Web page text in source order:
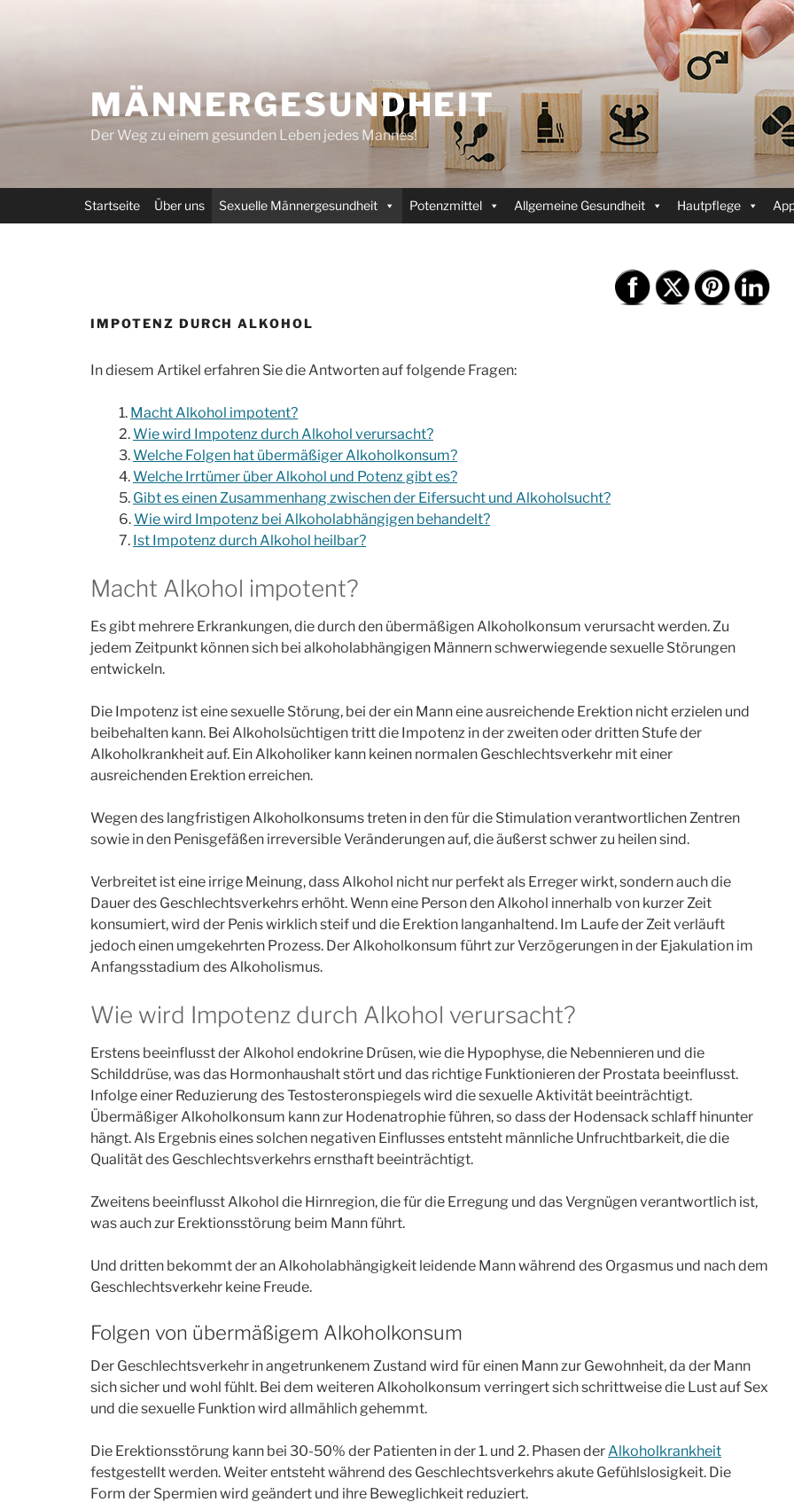
MÄNNERGESUNDHEIT
Der Weg zu einem gesunden Leben jedes Mannes!
Startseite Über uns Sexuelle Männergesundheit Potenzmittel Allgemeine Gesundheit Hautpflege
IMPOTENZ DURCH ALKOHOL
In diesem Artikel erfahren Sie die Antworten auf folgende Fragen:
Macht Alkohol impotent?
Wie wird Impotenz durch Alkohol verursacht?
Welche Folgen hat übermäßiger Alkoholkonsum?
Welche Irrtümer über Alkohol und Potenz gibt es?
Gibt es einen Zusammenhang zwischen der Eifersucht und Alkoholsucht?
Wie wird Impotenz bei Alkoholabhängigen behandelt?
Ist Impotenz durch Alkohol heilbar?
Macht Alkohol impotent?
Es gibt mehrere Erkrankungen, die durch den übermäßigen Alkoholkonsum verursacht werden. Zu
jedem Zeitpunkt können sich bei alkoholabhängigen Männern schwerwiegende sexuelle Störungen
entwickeln.
Die Impotenz ist eine sexuelle Störung, bei der ein Mann eine ausreichende Erektion nicht erzielen und
beibehalten kann. Bei Alkoholsüchtigen tritt die Impotenz in der zweiten oder dritten Stufe der
Alkoholkrankheit auf. Ein Alkoholiker kann keinen normalen Geschlechtsverkehr mit einer
ausreichenden Erektion erreichen.
Wegen des langfristigen Alkoholkonsums treten in den für die Stimulation verantwortlichen Zentren
sowie in den Penisgefäßen irreversible Veränderungen auf, die äußerst schwer zu heilen sind.
Verbreitet ist eine irrige Meinung, dass Alkohol nicht nur perfekt als Erreger wirkt, sondern auch die
Dauer des Geschlechtsverkehrs erhöht. Wenn eine Person den Alkohol innerhalb von kurzer Zeit
konsumiert, wird der Penis wirklich steif und die Erektion langanhaltend. Im Laufe der Zeit verläuft
jedoch einen umgekehrten Prozess. Der Alkoholkonsum führt zur Verzögerungen in der Ejakulation im
Anfangsstadium des Alkoholismus.
Wie wird Impotenz durch Alkohol verursacht?
Erstens beeinflusst der Alkohol endokrine Drüsen, wie die Hypophyse, die Nebennieren und die
Schilddrüse, was das Hormonhaushalt stört und das richtige Funktionieren der Prostata beeinflusst.
Infolge einer Reduzierung des Testosteronspiegels wird die sexuelle Aktivität beeinträchtigt.
Übermäßiger Alkoholkonsum kann zur Hodenatrophie führen, so dass der Hodensack schlaff hinunter
hängt. Als Ergebnis eines solchen negativen Einflusses entsteht männliche Unfruchtbarkeit, die die
Qualität des Geschlechtsverkehrs ernsthaft beeinträchtigt.
Zweitens beeinflusst Alkohol die Hirnregion, die für die Erregung und das Vergnügen verantwortlich ist,
was auch zur Erektionsstörung beim Mann führt.
Und dritten bekommt der an Alkoholabhängigkeit leidende Mann während des Orgasmus und nach dem
Geschlechtsverkehr keine Freude.
Folgen von übermäßigem Alkoholkonsum
Der Geschlechtsverkehr in angetrunkenem Zustand wird für einen Mann zur Gewohnheit, da der Mann
sich sicher und wohl fühlt. Bei dem weiteren Alkoholkonsum verringert sich schrittweise die Lust auf Sex
und die sexuelle Funktion wird allmählich gehemmt.
Die Erektionsstörung kann bei 30-50% der Patienten in der 1. und 2. Phasen derAlkoholkrankheit
festgestellt werden. Weiter entsteht während des Geschlechtsverkehrs akute Gefühlslosigkeit. Die
Form der Spermien wird geändert und ihre Beweglichkeit reduziert.